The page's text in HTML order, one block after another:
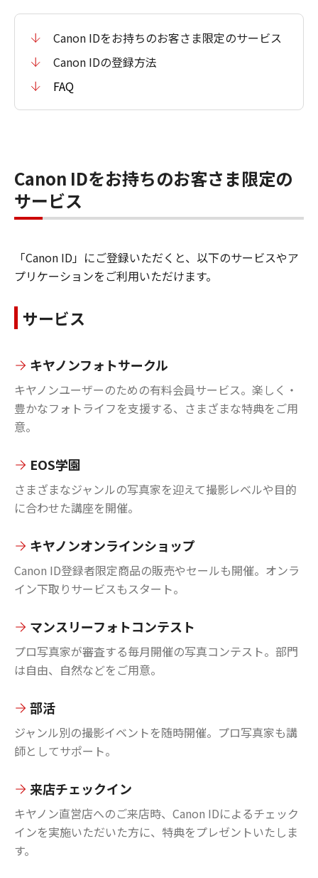
Canon IDをお持ちのお客さま限定のサービス
Canon IDの登録方法
FAQ
Canon IDをお持ちのお客さま限定の
サービス
「Canon ID」にご登録いただくと、以下のサービスやア
プリケーションをご利用いただけます。
サービス
キヤノンフォトサークル
キヤノンユーザーのための有料会員サービス。楽しく・
豊かなフォトライフを支援する、さまざまな特典をご用
意。
EOS学園
さまざまなジャンルの写真家を迎えて撮影レベルや目的
に合わせた講座を開催。
キヤノンオンラインショップ
Canon ID登録者限定商品の販売やセールも開催。オンラ
イン下取りサービスもスタート。
マンスリーフォトコンテスト
プロ写真家が審査する毎月開催の写真コンテスト。部門
は自由、自然などをご用意。
部活
ジャンル別の撮影イベントを随時開催。プロ写真家も講
師としてサポート。
来店チェックイン
キヤノン直営店へのご来店時、Canon IDによるチェック
インを実施いただいた方に、特典をプレゼントいたしま
す。